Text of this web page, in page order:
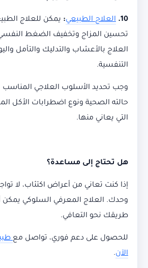
10. العلاج الطبيعي: يمكن للعلاج
تحسين المزاج وتخفيف الضغط
العلاج بالأعشاب والتدليك والتأمل
التنفسية.
وجب تحديد الأسلوب العلاجي
حالته الصحية ونوع اضطرابات الأكل
التي يعاني منها.
هل تحتاج إلى مساعدة؟
إذا كنت تعاني من أعراض اكتئاب، لا
وحدك. العلاج المعرفي السلوكي يمكن
طريقك نحو التعافي.
للحصول على دعم فوري، تواصل مع
الآن.